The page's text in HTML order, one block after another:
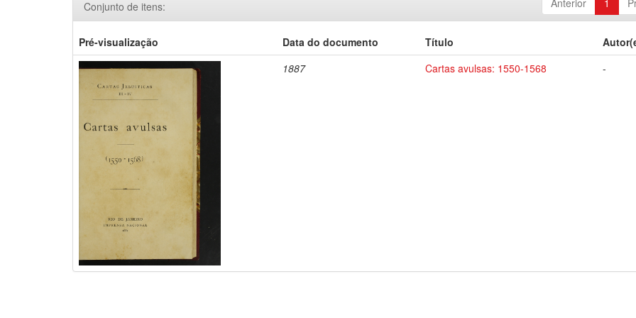
Anterior 1
Conjunto de itens:
Pré-visualização Data do documento Título
1887
Cartas avulsas: 1550-1568 -